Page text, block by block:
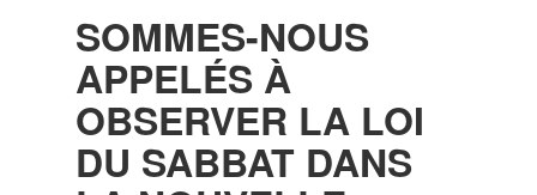
SOMMES-NOUS
APPELÉS À
OBSERVER LA LOI
DU SABBAT DANS